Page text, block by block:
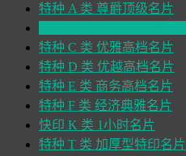
特种 A 类 尊爵顶级名片
特种 C 类 优雅高档名片
特种 D 类 优越高档名片
特种 E 类 商务高档名片
特种 F 类 经济典雅名片
快印 K 类 1小时名片
特种 T 类 加厚型特印名片